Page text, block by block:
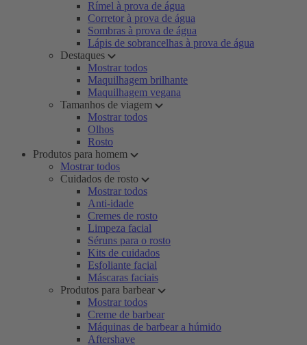
Rímel à prova de água
Corretor à prova de água
Sombras à prova de água
Lápis de sobrancelhas à prova de água
Destaques
Mostrar todos
Maquilhagem brilhante
Maquilhagem vegana
Tamanhos de viagem
Mostrar todos
Olhos
Rosto
Produtos para homem
Mostrar todos
Cuidados de rosto
Mostrar todos
Anti-idade
Cremes de rosto
Limpeza facial
Séruns para o rosto
Kits de cuidados
Esfoliante facial
Máscaras faciais
Produtos para barbear
Mostrar todos
Creme de barbear
Máquinas de barbear a húmido
Aftershave